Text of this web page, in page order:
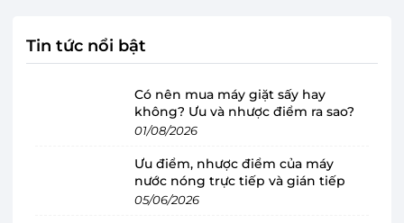
Kích thước nhỏ gọn với khối lượng sấy phù
hợp cả gia đình
rộng, dễ dàng đưa quần áo vào và lấy ra, kết hợp
gam màu trắng phù hợp nhiều không gian nội
Tin tức nổi bật
Có nên mua máy giặt sấy hay
không? Ưu và nhược điểm ra sao?
01/08/2026
Ưu điểm, nhược điểm của máy
nước nóng trực tiếp và gián tiếp
05/06/2026